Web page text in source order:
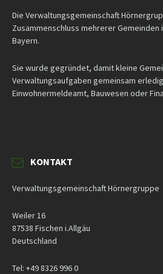
Die Verwaltungsgemeinschaft
Zusammenschluss mehrerer Gemeinden
Bayern.
Sie wurde gegründet, damit kleine
Verwaltungsaufgaben gemeinsam
Einwohnermeldeamt, Bauwesen oder
KONTAKT
Verwaltungsgemeinschaft Hörnergruppe
Weiler 16
87538 Fischen i.Allgäu
Deutschland
Tel: +49 8326 996 0